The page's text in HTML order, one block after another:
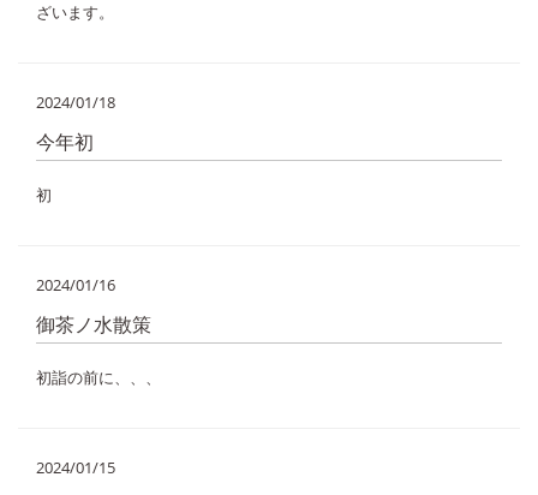
ざいます。
2024/01/18
今年初
初
2024/01/16
御茶ノ水散策
初詣の前に、、、
2024/01/15